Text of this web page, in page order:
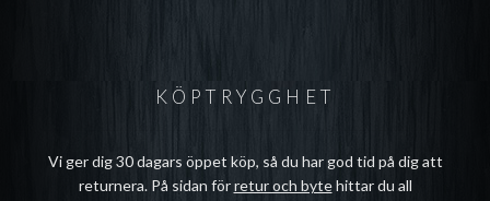
KÖPTRYGGHET
Vi ger dig 30 dagars öppet köp, så du har god tid på dig att
returnera. På sidan förretur och bytehittar du all